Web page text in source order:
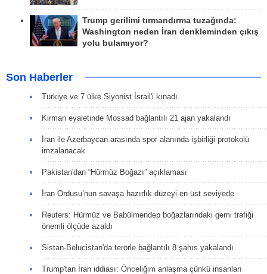
Trump gerilimi tırmandırma tuzağında:
Washington neden İran denkleminden çıkış
yolu bulamıyor?
Son Haberler
Türkiye ve 7 ülke Siyonist İsrail'i kınadı
Kirman eyaletinde Mossad bağlantılı 21 ajan yakalandı
İran ile Azerbaycan arasında spor alanında işbirliği protokolü
imzalanacak
Pakistan'dan “Hürmüz Boğazı” açıklaması
İran Ordusu’nun savaşa hazırlık düzeyi en üst seviyede
Reuters: Hürmüz ve Babülmendep boğazlarındaki gemi trafiği
önemli ölçüde azaldı
Sistan-Belucistan'da terörle bağlantılı 8 şahıs yakalandı
Trump'tan İran iddiası: Önceliğim anlaşma çünkü insanları